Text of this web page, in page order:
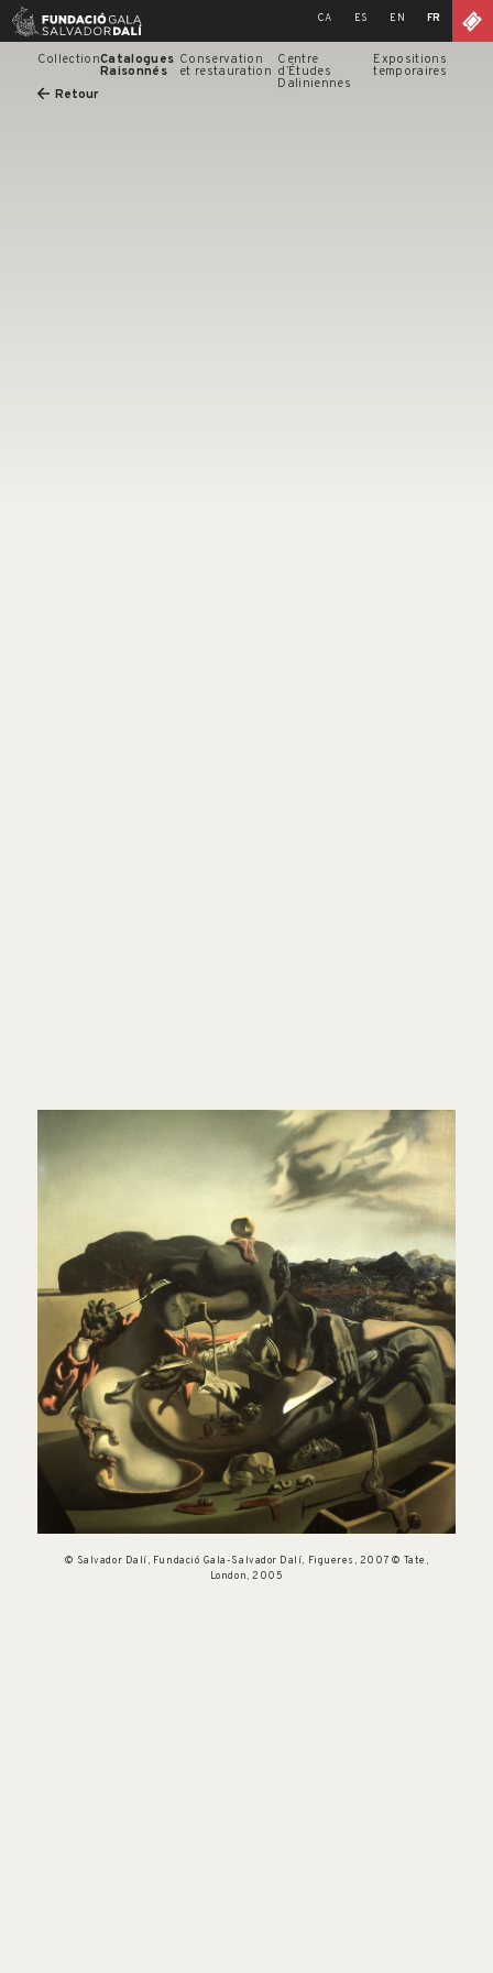
Skip
CA ES EN FR
CollectionCatalogues
Raisonnés
Conservation
et restauration
Centre
d’Études
Daliniennes
Expositions
temporaires
© Salvador Dalí, Fundació Gala-Salvador Dalí, Figueres, 2007 © Tate,
London, 2005
Retour